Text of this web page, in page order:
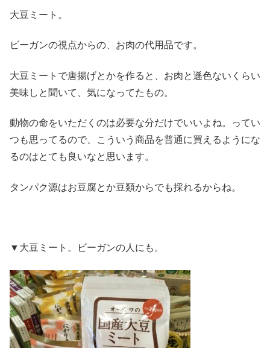
大豆ミート。
ビーガンの視点からの、お肉の代用品です。
大豆ミートで唐揚げとかを作ると、お肉と遜色ないくらい
美味しと聞いて、気になってたもの。
動物の命をいただくのは必要な分だけでいいよね。ってい
つも思ってるので、こういう商品を普通に買えるようにな
るのはとても良いなと思います。
タンパク源はお豆腐とか豆類からでも採れるからね。
▼大豆ミート。ビーガンの人にも。